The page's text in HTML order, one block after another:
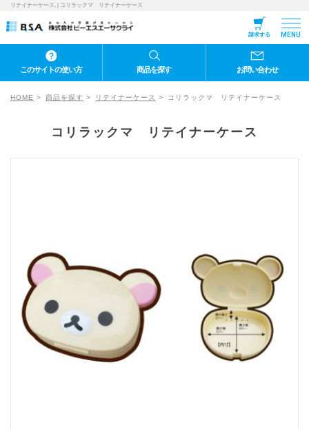
リテイナーケース, | コリラックマ リテイナーケース
請求する MENU
このサイトの使い方 商品を探す お問い合わせ
HOME 商品を探す リテイナーケース コリラックマ リテイナーケース
コリラックマ リテイナーケース